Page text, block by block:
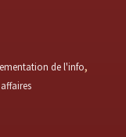
de l'info